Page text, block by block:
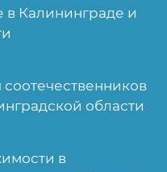
в Калининграде и
области
в